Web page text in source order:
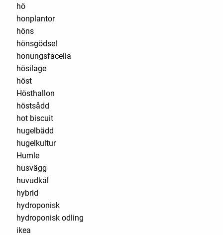
hö
honplantor
höns
hönsgödsel
honungsfacelia
hösilage
höst
Hösthallon
höstsådd
hot biscuit
hugelbädd
hugelkultur
Humle
husvägg
huvudkål
hybrid
hydroponisk
hydroponisk odling
ikea